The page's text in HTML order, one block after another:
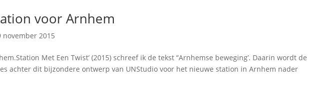
voor Arnhem
november 2015
Met Een Twist’ (2015) schreef ik de tekst “Arnhemse beweging’. Daarin wordt de
achter dit bijzondere ontwerp van UNStudio voor het nieuwe station in Arnhem nader